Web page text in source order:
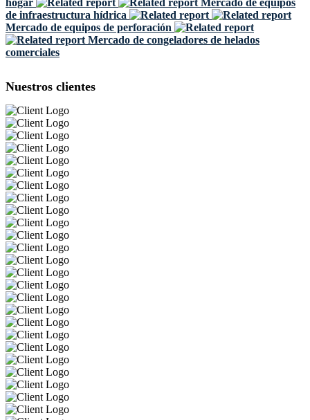
hogar
Mercado de equipos
de infraestructura hídrica
Mercado de equipos de perforación
Mercado de congeladores de helados
comerciales
Nuestros clientes